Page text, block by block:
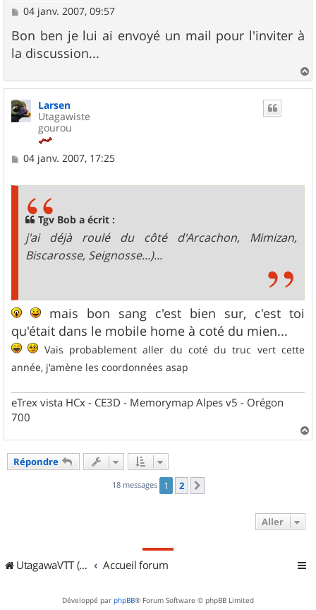
M
s
s
a
e
04 janv. 2007, 09:57
Bon ben je lui ai envoyé un mail pour l'inviter à
la discussion...
a
Larsen
Utagawiste
gourou
M
04 janv. 2007, 17:25
Tgv Bob a écrit :
j'ai déjà roulé du côté d'Arcachon, Mimizan,
Biscarosse, Seignosse...)...
mais bon sang c'est bien sur, c'est toi
qu'était dans le mobile home à coté du mien...
Vais probablement aller du coté du truc vert cette
année, j'amène les coordonnées asap
eTrex vista HCx - CE3D - Memorymap Alpes v5 - Orégon
700
a
Répondre
18 messages 1 2
Aller
UtagawaVTT (Randos VTT et VTTAE avec traces GPS) Accueil forum
Développé par phpBB® Forum Software © phpBB Limited